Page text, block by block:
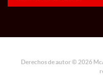
Derechos de autor © 2026